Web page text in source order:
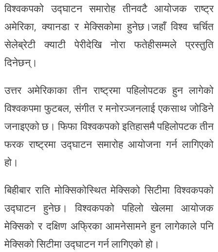
विश्वकपको उद्घाटन समारोह तीनवटै आयोजक राष्ट्र
अमेरिका, क्यानडा र मेक्सिकोमा हुनेछ।जहाँ विश्व चर्चित
सेलेब्रेटी क्याटी पेरीदेखि नोरा फतेहीसम्मले प्रस्तुति
दिनेछन्।
उत्तर अमेरिकाका तीन राष्ट्रमा पहिलोपटक हुन लागेको
विश्वकपमा फुटबल, संगीत र मनोरञ्जनलाई एकसाथ जोडिने
जनाइएको छ। फिफा विश्वकपको इतिहासमै पहिलोपटक तीन
फरक राष्ट्रमा उद्घाटन समारोह आयोजना गर्न लागिएको
हो।
बिहीबार राति मोक्सिकोस्थित मेक्सिको सिटीमा विश्वकपको
उद्घाटन हुनेछ। विश्वकपको पहिलो खेलमा आयोजक
मेक्सिको र दक्षिण अफ्रिका आमनेसामने हुन लागेकाले पनि
मेक्सिको सिटीमा उद्घाटन गर्न लागिएको हो।